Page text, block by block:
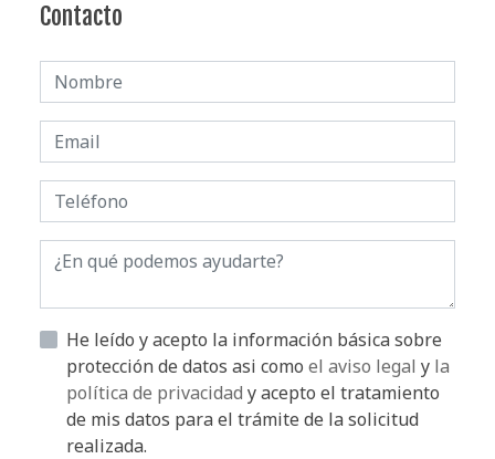
Contacto
He leído y acepto la información básica sobre
protección de datos asi como el aviso legal y la
política de privacidad y acepto el tratamiento
de mis datos para el trámite de la solicitud
realizada.